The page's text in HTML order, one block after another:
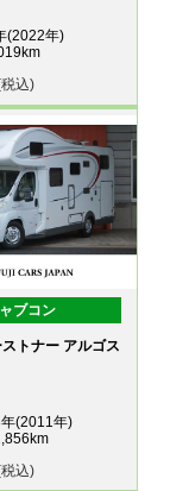
(2022年)
込)
ブコン
トナー アルゴス
(2011年)
込)